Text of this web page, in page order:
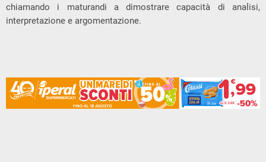
chiamando i maturandi a dimostrare capacità di analisi,
interpretazione e argomentazione.